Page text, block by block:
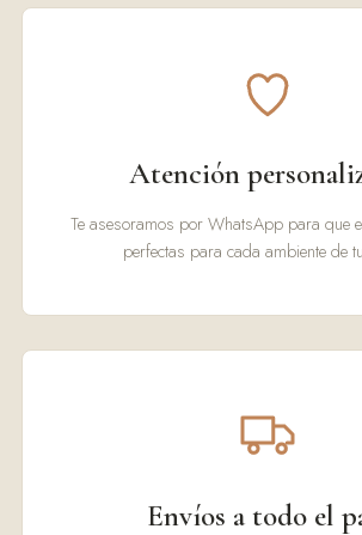
Atención
Te asesoramos por WhatsApp para que
perfectas para cada ambiente de
Envíos a todo el